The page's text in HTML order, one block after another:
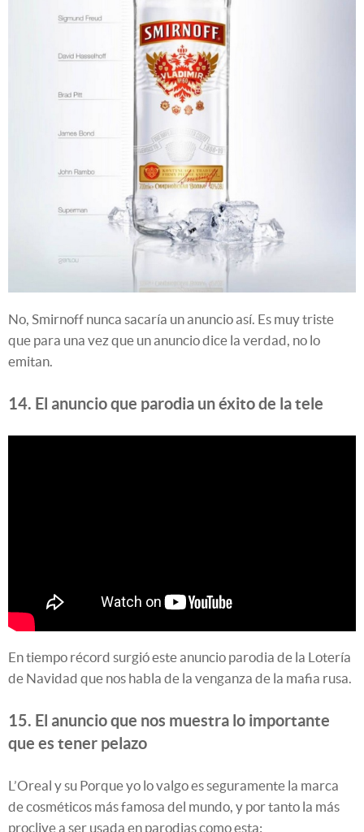
No, Smirnoff nunca sacaría un anuncio así. Es muy triste
que para una vez que un anuncio dice la verdad, no lo
emitan.
14. El anuncio que parodia un éxito de la tele
En tiempo récord surgió este anuncio parodia de la Lotería
de Navidad que nos habla de la venganza de la mafia rusa.
15. El anuncio que nos muestra lo importante
que es tener pelazo
L’Oreal y su Porque yo lo valgo es seguramente la marca
de cosméticos más famosa del mundo, y por tanto la más
proclive a ser usada en parodias como esta: